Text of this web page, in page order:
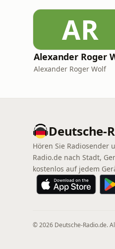
AR
Alexander Roger Wolf
Deutsche-
Hören Sie Radiosender
Radio.de nach Stadt,
kostenlos auf jedem
© 2026 Deutsche-Radio.de.